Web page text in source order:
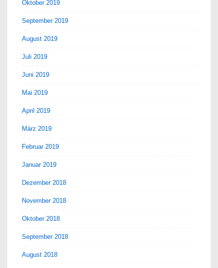
Oktober 2019
September 2019
August 2019
Juli 2019
Juni 2019
Mai 2019
April 2019
März 2019
Februar 2019
Januar 2019
Dezember 2018
November 2018
Oktober 2018
September 2018
August 2018